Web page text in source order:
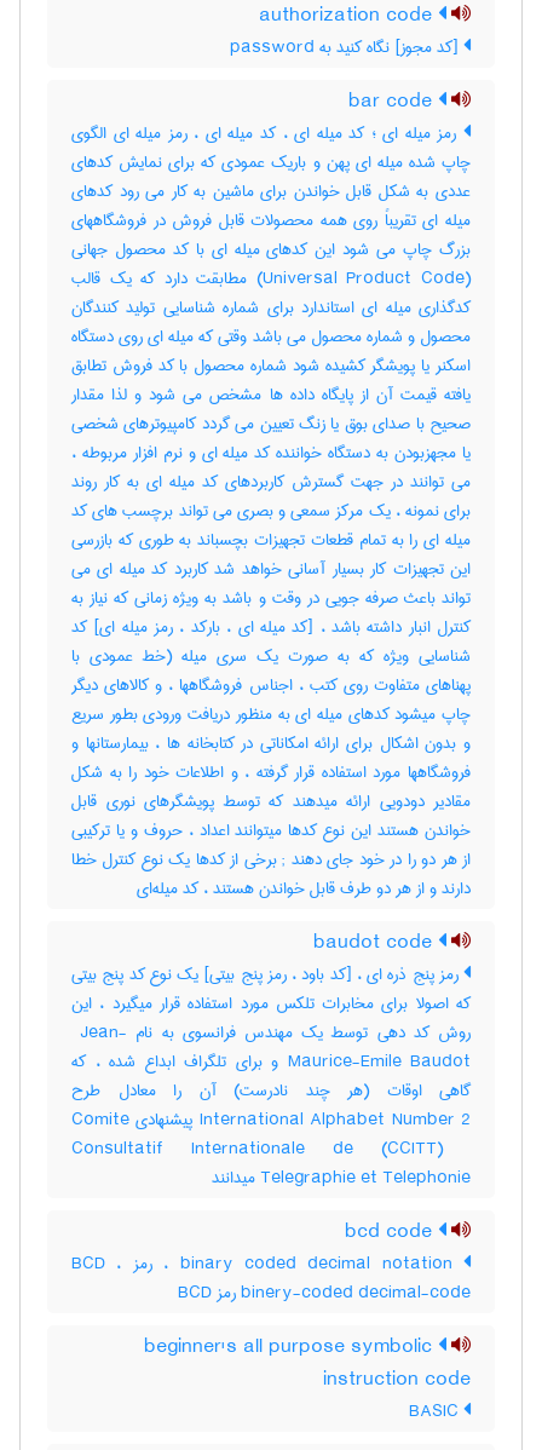
[کد مجوز] نگاه کنید به ‎ password
رمز میله ای ؛ کد میله ای ، کد میله ای ، رمز میله ای الگوی
چاپ شده میله ای پهن و باریک عمودی که برای نمایش کدهای
عددی به شکل قابل خواندن برای ماشین به کار می رود کدهای
میله ای تقریباً روی همه محصولات قابل فروش در فروشگاههای
بزرگ چاپ می شود این کدهای میله ای با کد محصول جهانی
(Universal Product Code) مطابقت دارد که یک قالب
کدگذاری میله ای استاندارد برای شماره شناسایی تولید کنندگان
محصول و شماره محصول می باشد وقتی که میله ای روی دستگاه
اسکنر یا پویشگر کشیده شود شماره محصول با کد فروش تطابق
یافته قیمت آن از پایگاه داده ها مشخص می شود و لذا مقدار
صحیح با صدای بوق یا زنگ تعیین می گردد کامپیوترهای شخصی
یا مجهزبودن به دستگاه خواننده کد میله ای و نرم افزار مربوطه ،
می توانند در جهت گسترش کاربردهای کد میله ای به کار روند
برای نمونه ، یک مرکز سمعی و بصری می تواند برچسب های کد
میله ای را به تمام قطعات تجهیزات بچسباند به طوری که بازرسی
این تجهیزات کار بسیار آسانی خواهد شد کاربرد کد میله ای می
تواند باعث صرفه جویی در وقت و باشد به ویژه زمانی که نیاز به
کنترل انبار داشته باشد ، [کد میله ای ، بارکد ، رمز میله ای] کد
شناسایی ویژه که به صورت یک سری میله (خط عمودی با
پهناهای متفاوت روی کتب ، اجناس فروشگاهها ، و کالاهای دیگر
چاپ میشود کدهای میله ای به منظور دریافت ورودی بطور سریع
و بدون اشکال برای ارائه امکاناتی در کتابخانه ها ، بیمارستانها و
فروشگاهها مورد استفاده قرار گرفته ، و اطلاعات خود را به شکل
مقادیر دودویی ارائه میدهند که توسط پویشگرهای نوری قابل
خواندن هستند این نوع کدها میتوانند اعداد ، حروف و یا ترکیبی
از هر دو را در خود جای دهند‎ ; برخی از کدها یک نوع کنترل خطا
دارند و از هر دو طرف قابل خواندن هستند ، کد میله‌ای
رمز پنج ذره ای ، [کد باود ، رمز پنج بیتی] یک نوع کد پنج بیتی
که اصولا برای مخابرات تلکس مورد استفاده قرار میگیرد ، این
روش کد دهی توسط یک مهندس فرانسوی به نام ‎ Jean-
Maurice-Emile Baudot و برای تلگراف ابداع شده ، که
گاهی اوقات (هر چند نادرست) آن را معادل طرح
‎International Alphabet Number 2 پیشنهادی ‎Comite
Consultatif Internationale de (‎CCITT) ‎
Telegraphie et Telephonie میدانند
binary coded decimal notation ، رمز BCD ،
‎binery-coded decimal-code رمز ‎BCD
beginner's all purpose symbolic
instruction code